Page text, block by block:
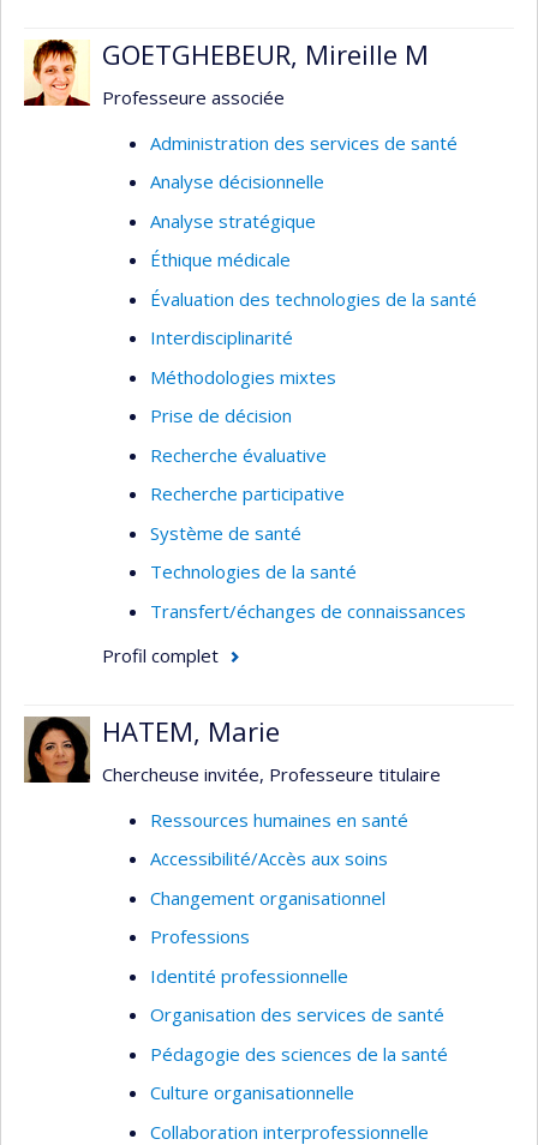
des méthodes quantitatives et épidémiologiques
novatrices incluant l’analyse multi-niveaux,
et l’échantillonnage des expériences.
Son équipe étudie comment les différentes
caractéristiques des quartiers peuvent influencer
les habitudes de vie, quels aspects des
voisinages peuvent devenir des cibles
d’interventions de santé publique et comment
ces interventions de santé publique peuvent
changer les voisinages pour le mieux.
GOETGHEBEUR, Mireille M
Professeure associée
Administration des services de santé
Analyse décisionnelle
Analyse stratégique
Éthique médicale
Évaluation des technologies de la santé
Interdisciplinarité
Méthodologies mixtes
Prise de décision
Recherche évaluative
Recherche participative
Système de santé
Technologies de la santé
Transfert/échanges de connaissances
Profil complet
HATEM, Marie
Chercheuse invitée, Professeure titulaire
Ressources humaines en santé
Accessibilité/Accès aux soins
Changement organisationnel
Professions
Identité professionnelle
Organisation des services de santé
Pédagogie des sciences de la santé
Culture organisationnelle
Collaboration interprofessionnelle